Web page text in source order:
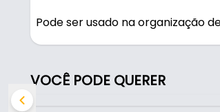
Pode ser usado na organização
feita por porta de armário.
VOCÊ PODE QUERER